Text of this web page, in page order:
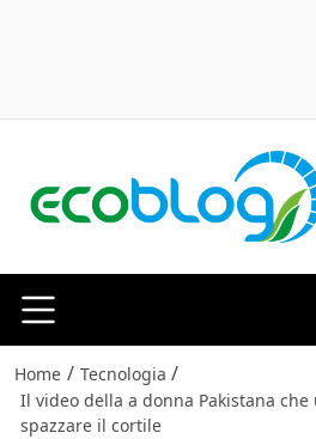
Home / Tecnologia /
Il video della a donna Pakistana che
spazzare il cortile